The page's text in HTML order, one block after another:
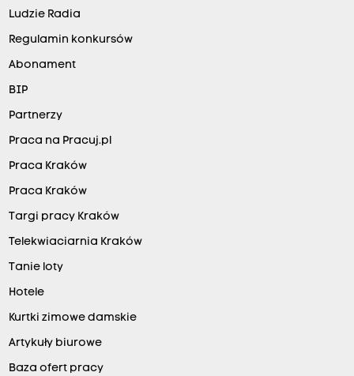
Ludzie Radia
Regulamin konkursów
Abonament
BIP
Partnerzy
Praca na Pracuj.pl
Praca Kraków
Praca Kraków
Targi pracy Kraków
Telekwiaciarnia Kraków
Tanie loty
Hotele
Kurtki zimowe damskie
Artykuły biurowe
Baza ofert pracy